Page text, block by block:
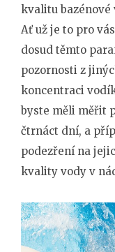
kvalitu bazénové
Ať už je to pro
dosud těmto
pozornosti z
koncentraci
byste měli měřit
čtrnáct dní, a
podezření na
kvality vody v